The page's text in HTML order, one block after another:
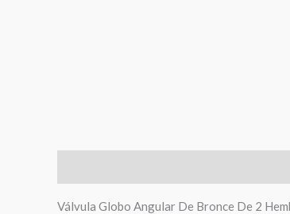
Válvula Globo Angular De Bronce De 2